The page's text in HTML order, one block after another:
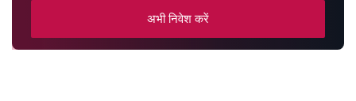
अभी निवेश करें